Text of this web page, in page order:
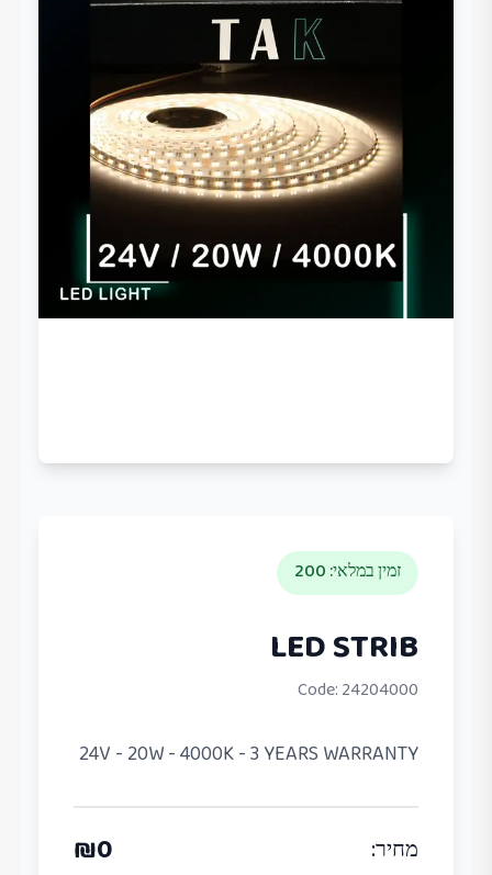
זמין במלאי:
200
LED STRIB
Code:24204000
24V - 20W - 4000K - 3 YEARS WARRANTY
מחיר:
₪0